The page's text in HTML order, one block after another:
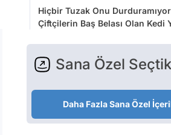
Hiçbir Tuzak Onu
Çiftçilerin Baş Belası Olan Kedi
Sana Özel
Daha Fazla Sana Özel